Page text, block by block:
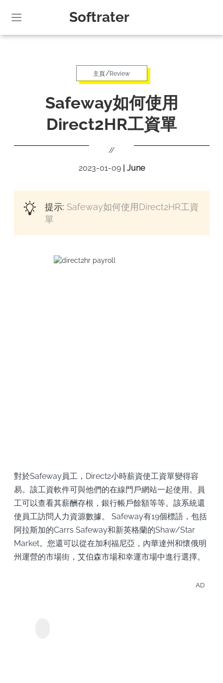
Softrater
主頁/Review
Safeway如何使用
Direct2HR工資單
//
2023-01-09 | June
提示:Safeway如何使用Direct2HR工資
單
對於Safeway員工，Direct2小時薪資使工資單變得容
易。該工資軟件可與他們的在線門戶網站一起使用。員
工可以查看其薪酬存根，銀行帳戶餘額等等。該系統還
使員工訪問人力資源數據。 Safeway有19個標語，包括
阿拉斯加的Carrs Safeway和新英格蘭的Shaw/Star
Market。您還可以從在加利福尼亞，內華達州和懷俄明
州運營的市場街，艾伯森市場和幸運市場中進行選擇。
AD